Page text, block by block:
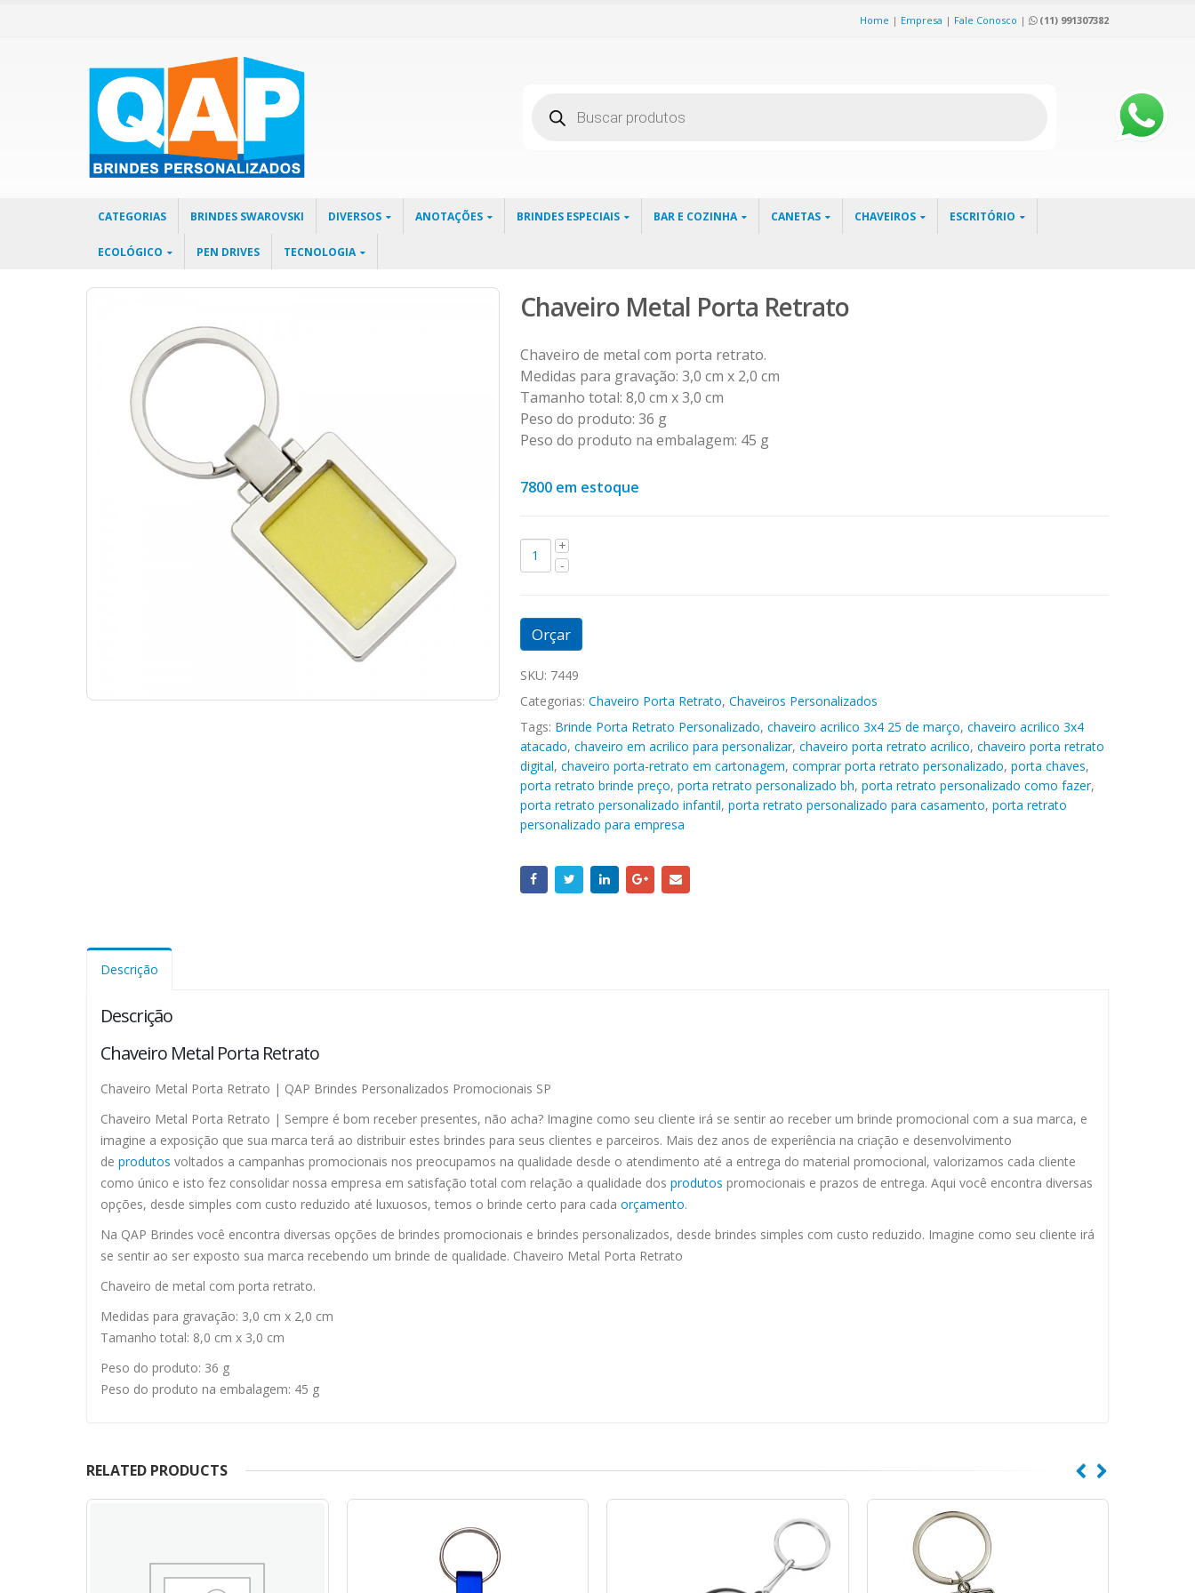
Home | Empresa | Fale Conosco | (11) 991307382
produtos
CATEGORIAS BRINDES SWAROVSKI DIVERSOS ANOTAÇÕES BRINDES ESPECIAIS BAR E COZINHA CANETAS CHAVEIROS ESCRITÓRIO
ECOLÓGICO PEN DRIVES TECNOLOGIA
Chaveiro Metal Porta Retrato
Chaveiro de metal com porta retrato.
Medidas para gravação: 3,0 cm x 2,0 cm
Tamanho total: 8,0 cm x 3,0 cm
Peso do produto: 36 g
Peso do produto na embalagem: 45 g
7800 em estoque
Orçar
SKU: 7449
Categorias: Chaveiro Porta Retrato, Chaveiros Personalizados
Tags: Brinde Porta Retrato Personalizado, chaveiro acrilico 3x4 25 de março, chaveiro acrilico 3x4
atacado, chaveiro em acrilico para personalizar, chaveiro porta retrato acrilico, chaveiro porta retrato
digital, chaveiro porta-retrato em cartonagem, comprar porta retrato personalizado, porta chaves,
porta retrato brinde preço, porta retrato personalizado bh, porta retrato personalizado como fazer,
porta retrato personalizado infantil, porta retrato personalizado para casamento, porta retrato
personalizado para empresa
Descrição
Descrição
Chaveiro Metal Porta Retrato
Chaveiro Metal Porta Retrato | QAP Brindes Personalizados Promocionais SP
Chaveiro Metal Porta Retrato | Sempre é bom receber presentes, não acha? Imagine como seu cliente irá se sentir ao receber um brinde promocional com a sua marca, e
imagine a exposição que sua marca terá ao distribuir estes brindes para seus clientes e parceiros. Mais dez anos de experiência na criação e desenvolvimento
de produtos voltados a campanhas promocionais nos preocupamos na qualidade desde o atendimento até a entrega do material promocional, valorizamos cada cliente
como único e isto fez consolidar nossa empresa em satisfação total com relação a qualidade dos produtos promocionais e prazos de entrega. Aqui você encontra diversas
opções, desde simples com custo reduzido até luxuosos, temos o brinde certo para cada orçamento.
Na QAP Brindes você encontra diversas opções de brindes promocionais e brindes personalizados, desde brindes simples com custo reduzido. Imagine como seu cliente irá
se sentir ao ser exposto sua marca recebendo um brinde de qualidade. Chaveiro Metal Porta Retrato
Chaveiro de metal com porta retrato.
Medidas para gravação: 3,0 cm x 2,0 cm
Tamanho total: 8,0 cm x 3,0 cm
Peso do produto: 36 g
Peso do produto na embalagem: 45 g
RELATED PRODUCTS